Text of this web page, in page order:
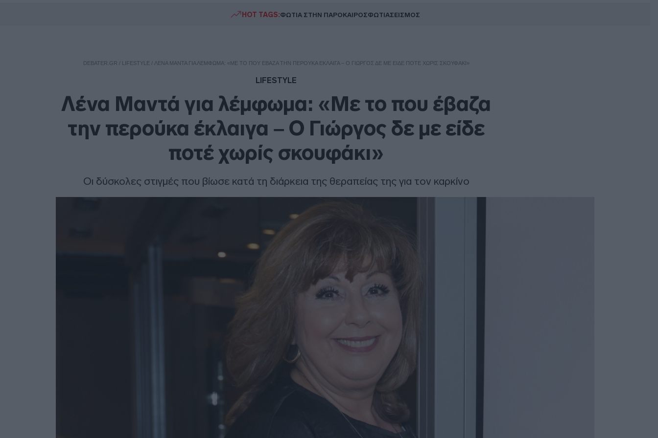
HOT TAGS:ΦΩΤΙΑ ΣΤΗΝ ΠΑΡΟΚΑΙΡΟΣΦΩΤΙΑΣΕΙΣΜΟΣ
DEBATER.GR / LIFESTYLE/ ΛΈΝΑ ΜΑΝΤΆ ΓΙΑ ΛΈΜΦΩΜΑ: «ΜΕ ΤΟ ΠΟΥ ΈΒΑΖΑ ΤΗΝ ΠΕΡΟΎΚΑ ΈΚΛΑΙΓΑ – Ο ΓΙΏΡΓΟΣ ΔΕ ΜΕ ΕΊΔΕ ΠΟΤΈ ΧΩΡΊΣ ΣΚΟΥΦΆΚΙ»
LIFESTYLE
Λένα Μαντά για λέμφωμα: «Με το που έβαζα
την περούκα έκλαιγα – Ο Γιώργος δε με είδε
ποτέ χωρίς σκουφάκι»
Οι δύσκολες στιγμές που βίωσε κατά τη διάρκεια της θεραπείας της για τον καρκίνο